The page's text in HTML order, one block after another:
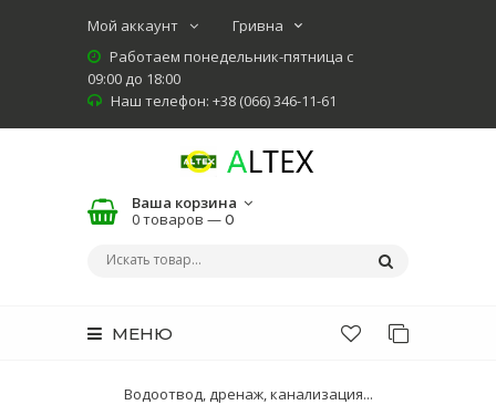
Мой аккаунт
Работаем понедельник-пятница с
09:00 до 18:00
Наш телефон: +38 (066) 346-11-61
Ваша корзина
0 товаров —0
МЕНЮ
Водоотвод, дренаж, канализация...